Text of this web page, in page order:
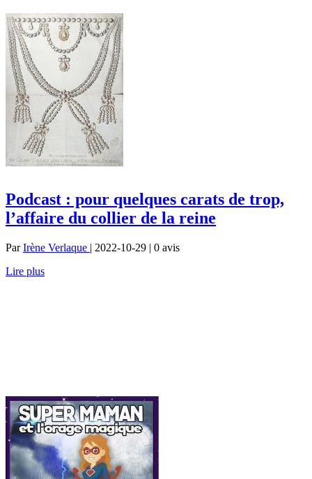
Podcast : pour quelques carats de trop,
l’affaire du collier de la reine
ParIrène Verlaque | 2022-10-29 | 0 avis
Lire plus